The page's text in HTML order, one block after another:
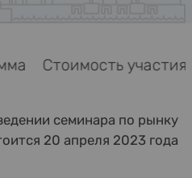
Стоимость
семинара по рынку
20 апреля 2023 года